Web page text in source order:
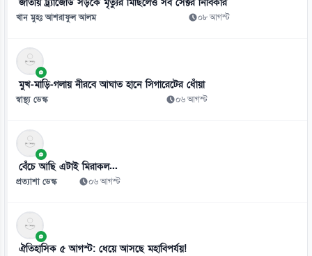
খান মুহঃ আশরাফুল আলম ০৮ আগস্ট
মুখ-মাড়ি-গলায় নীরবে আঘাত হানে সিগারেটের ধোঁয়া
স্বাস্থ্য ডেস্ক ০৬ আগস্ট
বেঁচে আছি এটাই মিরাকল...
প্রত্যাশা ডেস্ক ০৬ আগস্ট
ঐতিহাসিক ৫ আগস্ট: ধেয়ে আসছে মহাবিপর্যয়!